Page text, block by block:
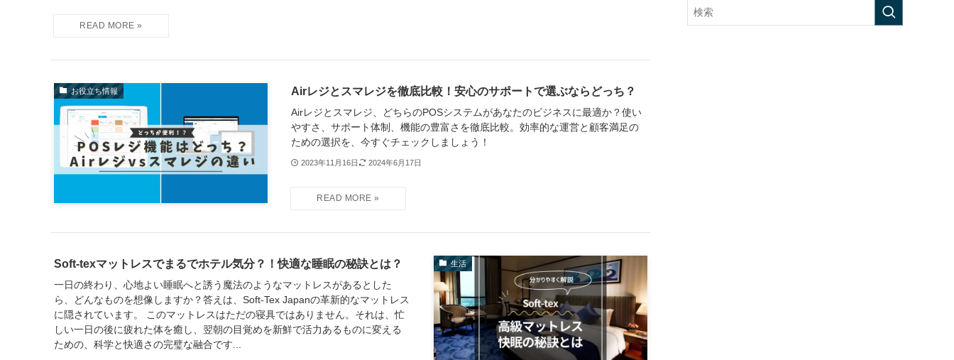
お役立ち情報 Airレジとスマレジを徹底比較！安心のサポートで選ぶならどっち？
Airレジとスマレジ、どちらのPOSシステムがあなたのビジネスに最適か？使い
やすさ、サポート体制、機能の豊富さを徹底比較。効率的な運営と顧客満足の
ための選択を、今すぐチェックしましょう！
2023年11月16日 2024年6月17日
生活
Soft-texマットレスでまるでホテル気分？！快適な睡眠の秘訣とは？
一日の終わり、心地よい睡眠へと誘う魔法のようなマットレスがあるとした
ら、どんなものを想像しますか？答えは、Soft-Tex Japanの革新的なマットレス
に隠されています。 このマットレスはただの寝具ではありません。それは、忙
しい一日の後に疲れた体を癒し、翌朝の目覚めを新鮮で活力あるものに変える
ための、科学と快適さの完璧な融合です...